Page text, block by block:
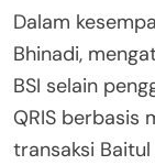
Dalam
Bhinadi,
BSI selain
QRIS berbasis
transaksi